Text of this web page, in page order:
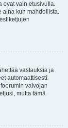
ovat vain etusivulla.
aina kun mahdollista.
vastauksia ja
automaattisesti.
valvojan
mutta tämä